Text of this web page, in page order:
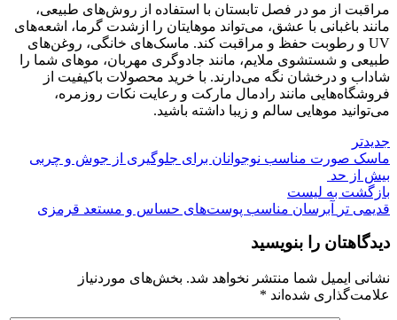
مراقبت از مو در فصل تابستان با استفاده از روش‌های طبیعی،
مانند باغبانی با عشق، می‌تواند موهایتان را ازشدت گرما، اشعه‌های
UV و رطوبت حفظ و مراقبت کند. ماسک‌های خانگی، روغن‌های
طبیعی و شستشوی ملایم، مانند جادوگری مهربان، موهای شما را
شاداب و درخشان نگه می‌دارند. با خرید محصولات باکیفیت از
فروشگاه‌هایی مانند رادمال مارکت و رعایت نکات روزمره،
می‌توانید موهایی سالم و زیبا داشته باشید.
جدیدتر
ماسک صورت مناسب نوجوانان برای جلوگیری از جوش و چربی
بیش از حد
بازگشت به لیست
قدیمی تر
آبرسان مناسب پوست‌های حساس و مستعد قرمزی
دیدگاهتان را بنویسید
نشانی ایمیل شما منتشر نخواهد شد. بخش‌های موردنیاز
علامت‌گذاری شده‌اند *